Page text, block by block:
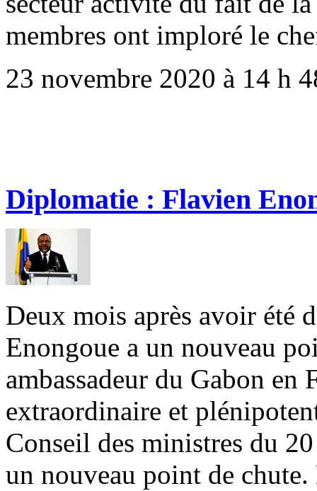
membres ont imploré le
23 novembre 2020 à 14 h
Diplomatie : Flavien
Deux mois après avoir été
Enongoue a un nouveau
ambassadeur du Gabon en
extraordinaire et
Conseil des ministres du
un nouveau point de